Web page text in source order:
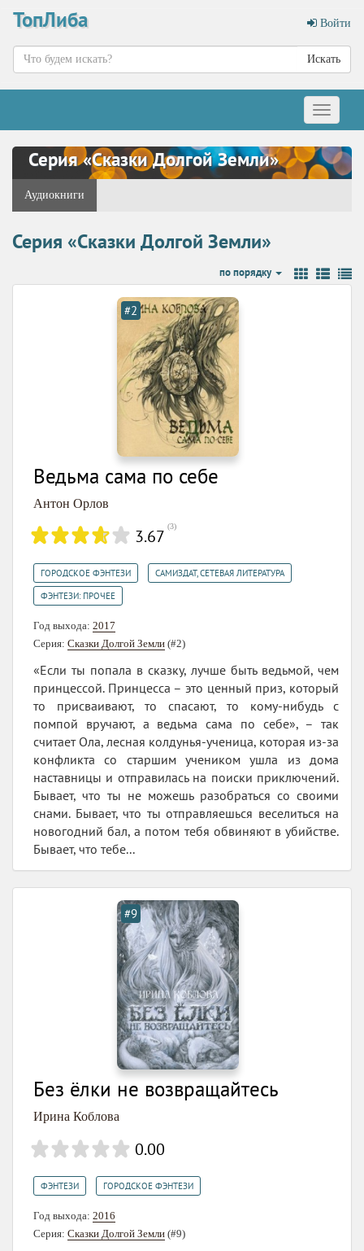
ТопЛиба Войти
Искать
Меню
Серия «Сказки Долгой Земли»
Аудиокниги
Серия «Сказки Долгой Земли»
по порядку
#2
Ведьма сама по себе
Антон Орлов
3.67 (3)
ГОРОДСКОЕ ФЭНТЕЗИ САМИЗДАТ, СЕТЕВАЯ ЛИТЕРАТУРА
ФЭНТЕЗИ: ПРОЧЕЕ
Год выхода: 2017
Серия: Сказки Долгой Земли (#2)
«Если ты попала в сказку, лучше быть ведьмой, чем
принцессой. Принцесса – это ценный приз, который
то присваивают, то спасают, то кому-нибудь с
помпой вручают, а ведьма сама по себе», – так
считает Ола, лесная колдунья-ученица, которая из-за
конфликта со старшим учеником ушла из дома
наставницы и отправилась на поиски приключений.
Бывает, что ты не можешь разобраться со своими
снами. Бывает, что ты отправляешься веселиться на
новогодний бал, а потом тебя обвиняют в убийстве.
Бывает, что тебе...
#9
Без ёлки не возвращайтесь
Ирина Коблова
0.00
ФЭНТЕЗИ ГОРОДСКОЕ ФЭНТЕЗИ
Год выхода: 2016
Серия: Сказки Долгой Земли (#9)